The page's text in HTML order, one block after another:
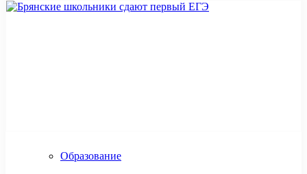
Образование